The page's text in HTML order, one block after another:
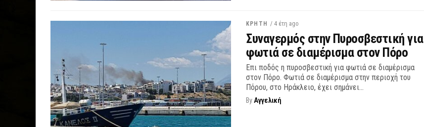
ΚΡΗΤΗ / 4 έτη ago
Συναγερμός στην Πυροσβεστική για
φωτιά σε διαμέρισμα στον Πόρο
Επι ποδός η πυροσβεστική για φωτιά σε διαμέρισμα
στον Πόρο. Φωτιά σε διαμέρισμα στην περιοχή του
Πόρου, στο Ηράκλειο, έχει σημάνει...
ByΑγγελική